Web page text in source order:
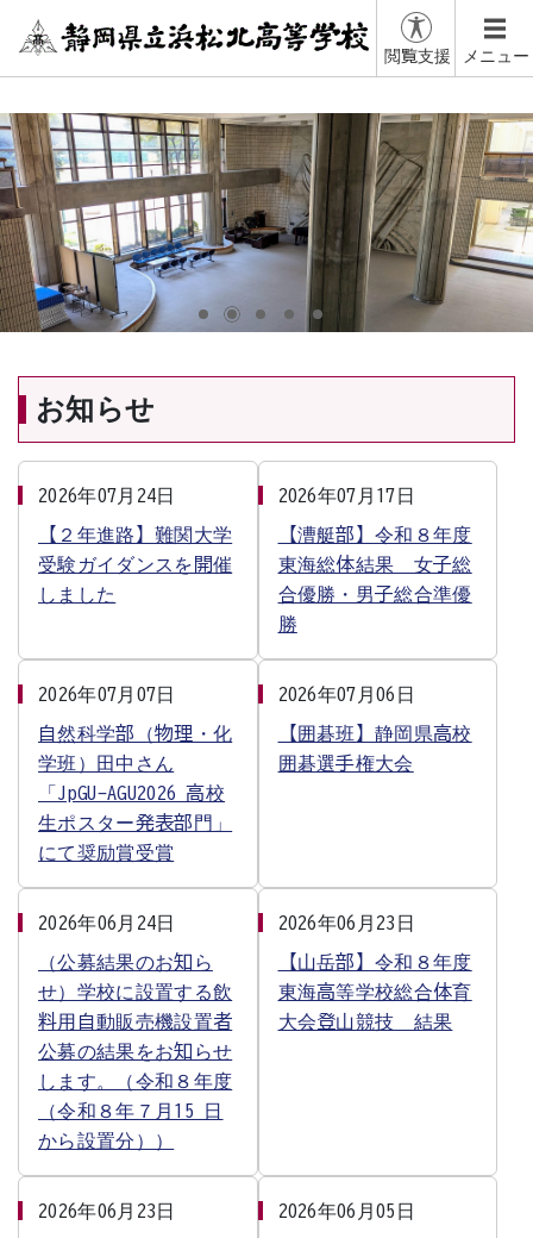
閲覧支援 メニュー
お知らせ
2026年07月24日
【２年進路】難関大学
受験ガイダンスを開催
しました
2026年07月17日
【漕艇部】令和８年度
東海総体結果 女子総
合優勝・男子総合準優
勝
2026年07月07日
自然科学部（物理・化
学班）田中さん
「JpGU-AGU2026 高校
生ポスター発表部門」
にて奨励賞受賞
2026年07月06日
【囲碁班】静岡県高校
囲碁選手権大会
2026年06月24日
（公募結果のお知ら
せ）学校に設置する飲
料用自動販売機設置者
公募の結果をお知らせ
します。（令和８年度
（令和８年７月15 日
から設置分））
2026年06月23日
【山岳部】令和８年度
東海高等学校総合体育
大会登山競技 結果
2026年06月23日 2026年06月05日